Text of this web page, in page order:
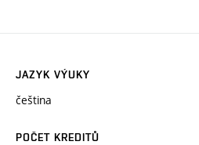
JAZYK VÝUKY
čeština
POČET KREDITŮ